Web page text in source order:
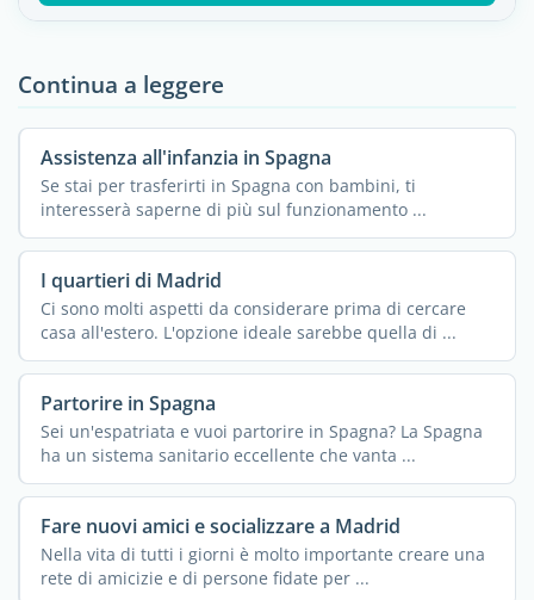
Continua a leggere
Assistenza all'infanzia in Spagna
Se stai per trasferirti in Spagna con bambini, ti
interesserà saperne di più sul funzionamento ...
I quartieri di Madrid
Ci sono molti aspetti da considerare prima di cercare
casa all'estero. L'opzione ideale sarebbe quella di ...
Partorire in Spagna
Sei un'espatriata e vuoi partorire in Spagna? La Spagna
ha un sistema sanitario eccellente che vanta ...
Fare nuovi amici e socializzare a Madrid
Nella vita di tutti i giorni è molto importante creare una
rete di amicizie e di persone fidate per ...